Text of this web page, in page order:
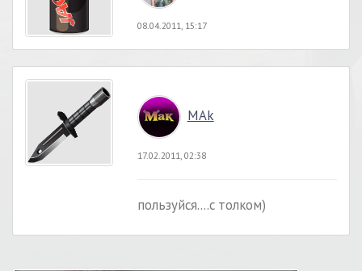
08.04.2011, 15:17
MAk
17.02.2011, 02:38
пользуйся....с толком)